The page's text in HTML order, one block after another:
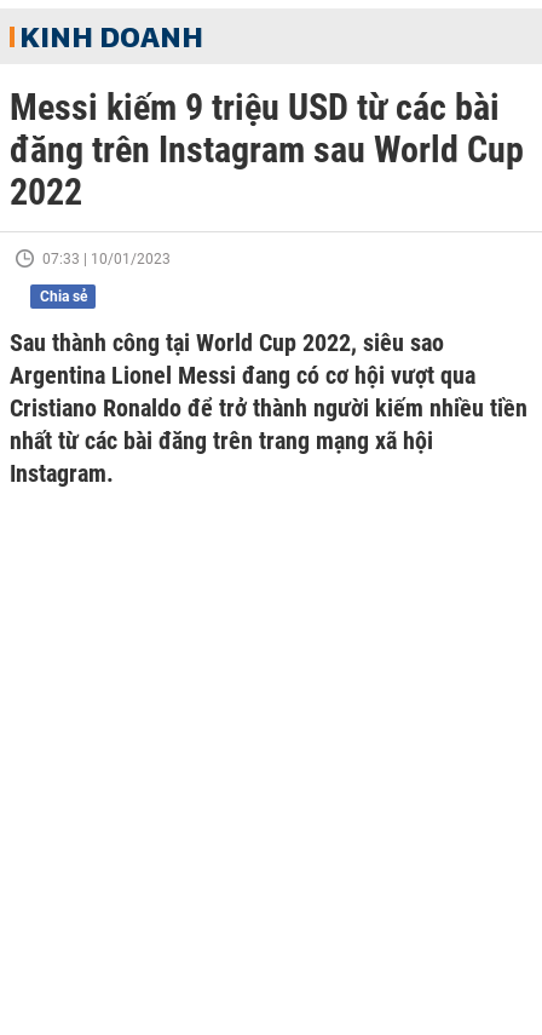
KINH DOANH
Messi kiếm 9 triệu USD từ các bài
đăng trên Instagram sau World Cup
2022
07:33 | 10/01/2023
Chia sẻ
Sau thành công tại World Cup 2022, siêu sao
Argentina Lionel Messi đang có cơ hội vượt qua
Cristiano Ronaldo để trở thành người kiếm nhiều tiền
nhất từ các bài đăng trên trang mạng xã hội
Instagram.